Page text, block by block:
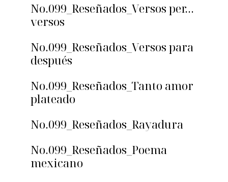
No.099_Reseñados_Versos per…
versos
No.099_Reseñados_Versos para
después
No.099_Reseñados_Tanto amor
plateado
No.099_Reseñados_Rayadura
No.099_Reseñados_Poema
mexicano